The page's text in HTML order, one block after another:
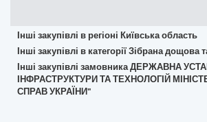
Інші закупівлі в регіоні Київська область
Інші закупівлі в категорії Зібрана
Інші закупівлі замовника ДЕРЖАВНА
ІНФРАСТРУКТУРИ ТА ТЕХНОЛОГІЙ
СПРАВ УКРАЇНИ"